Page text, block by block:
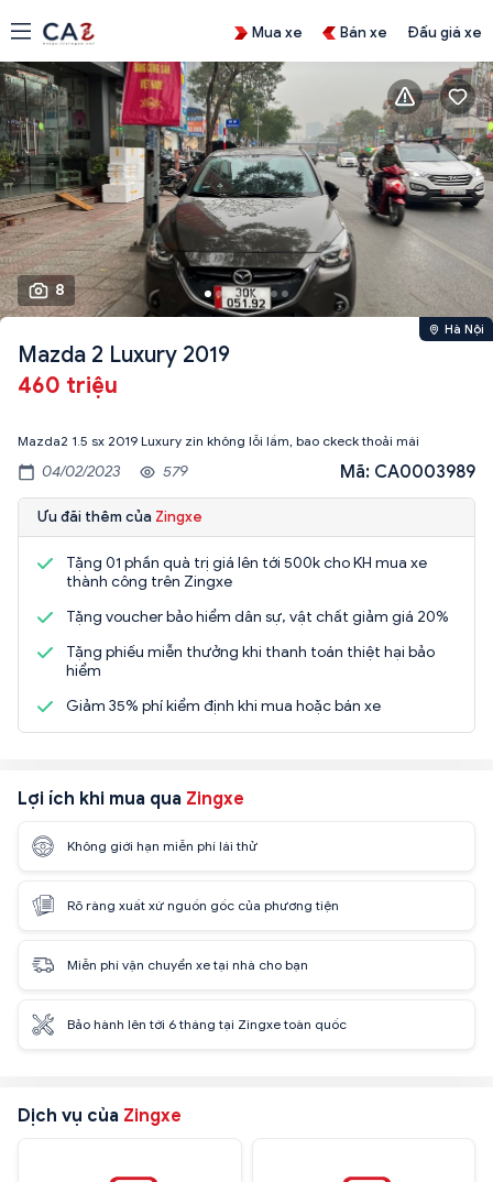
Mua xe Bán xe Đấu giá xe
8
Hà Nội
Mazda 2 Luxury 2019
460 triệu
Mazda2 1.5 sx 2019 Luxury zin không lỗi lầm, bao ckeck thoải mái
04/02/2023 579 Mã: CA0003989
Ưu đãi thêm của Zingxe
Tặng 01 phần quà trị giá lên tới 500k cho KH mua xe
thành công trên Zingxe
Tặng voucher bảo hiểm dân sự, vật chất giảm giá 20%
Tặng phiếu miễn thưởng khi thanh toán thiệt hại bảo
hiểm
Giảm 35% phí kiểm định khi mua hoặc bán xe
Lợi ích khi mua qua Zingxe
Không giới hạn miễn phí lái thử
Rõ ràng xuất xứ nguồn gốc của phương tiện
Miễn phí vận chuyển xe tại nhà cho bạn
Bảo hành lên tới 6 tháng tại Zingxe toàn quốc
Dịch vụ của Zingxe